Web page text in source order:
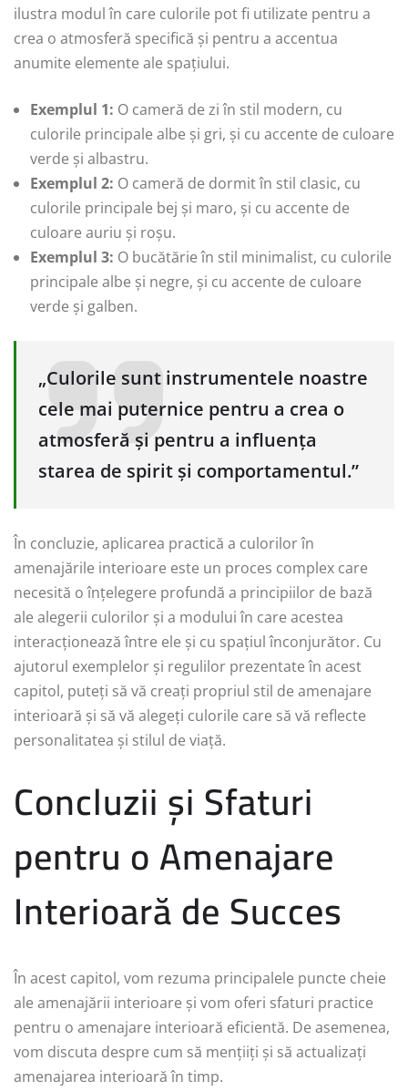
ilustra modul în care culorile pot fi utilizate pentru a
crea o atmosferă specifică și pentru a accentua
anumite elemente ale spațiului.
Exemplul 1: O cameră de zi în stil modern, cu
culorile principale albe și gri, și cu accente de culoare
verde și albastru.
Exemplul 2: O cameră de dormit în stil clasic, cu
culorile principale bej și maro, și cu accente de
culoare auriu și roșu.
Exemplul 3: O bucătărie în stil minimalist, cu culorile
principale albe și negre, și cu accente de culoare
verde și galben.
„Culorile sunt instrumentele noastre
cele mai puternice pentru a crea o
atmosferă și pentru a influența
starea de spirit și comportamentul.”
În concluzie, aplicarea practică a culorilor în
amenajările interioare este un proces complex care
necesită o înțelegere profundă a principiilor de bază
ale alegerii culorilor și a modului în care acestea
interacționează între ele și cu spațiul înconjurător. Cu
ajutorul exemplelor și regulilor prezentate în acest
capitol, puteți să vă creați propriul stil de amenajare
interioară și să vă alegeți culorile care să vă reflecte
personalitatea și stilul de viață.
Concluzii și Sfaturi
pentru o Amenajare
Interioară de Succes
În acest capitol, vom rezuma principalele puncte cheie
ale amenajării interioare și vom oferi sfaturi practice
pentru o amenajare interioară eficientă. De asemenea,
vom discuta despre cum să mențiiți și să actualizați
amenajarea interioară în timp.